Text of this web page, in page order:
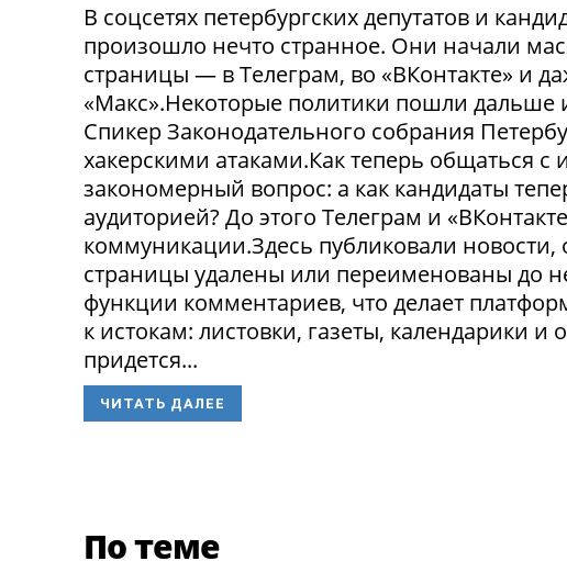
В соцсетях петербургских депутатов и
произошло нечто странное. Они начали
страницы — в Телеграм, во «ВКонтакте» и
«Макс».Некоторые политики пошли дальше
Спикер Законодательного собрания
хакерскими атаками.Как теперь общаться
закономерный вопрос: а как кандидаты
аудиторией? До этого Телеграм и
коммуникации.Здесь публиковали
страницы удалены или переименованы до
функции комментариев, что делает
к истокам: листовки, газеты, календарики и
придется...
ЧИТАТЬ ДАЛЕЕ
По теме